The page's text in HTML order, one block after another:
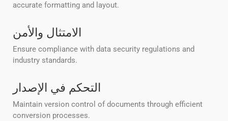
accurate formatting and layout.
الامتثال والأمن
Ensure compliance with data security regulations and
industry standards.
التحكم في الإصدار
Maintain version control of documents through efficient
conversion processes.